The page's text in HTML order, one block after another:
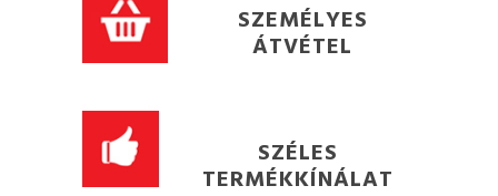
SZEMÉLYES
ÁTVÉTEL
SZÉLES
TERMÉKKÍNÁLAT